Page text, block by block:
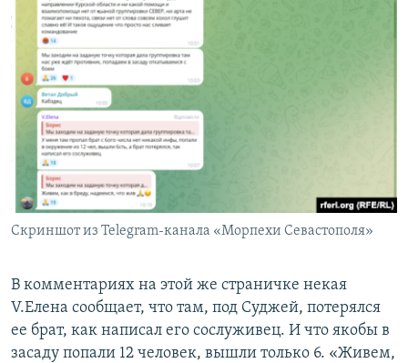
Скриншот из Telegram-канала «Морпехи Севастополя»
В комментариях на этой же страничке некая
V.Елена сообщает, что там, под Суджей, потерялся
ее брат, как написал его сослуживец. И что якобы в
засаду попали 12 человек, вышли только 6. «Живем,